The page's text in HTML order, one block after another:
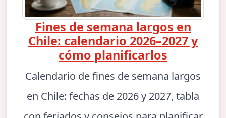
Fines de semana largos en
Chile: calendario 2026–2027 y
cómo planificarlos
Calendario de fines de semana largos
en Chile: fechas de 2026 y 2027, tabla